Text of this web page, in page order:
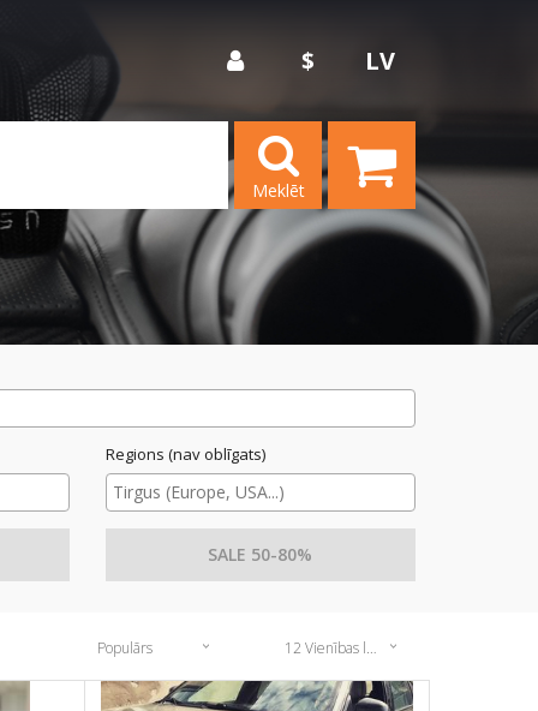
$ LV
Meklēt
Regions (nav oblīgats)
SALE 50-80%
Populārs 12 Vienības lapā